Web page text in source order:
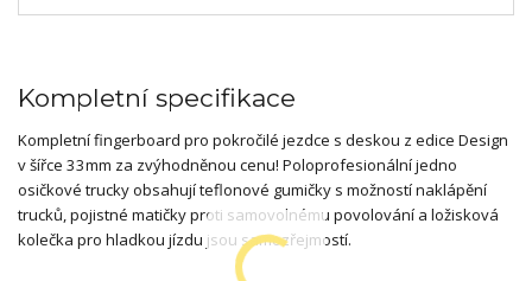
Kompletní specifikace
Kompletní fingerboard pro pokročilé jezdce s deskou z edice Design
v šířce 33mm za zvýhodněnou cenu! Poloprofesionální jedno
osičkové trucky obsahují teflonové gumičky s možností naklápění
trucků, pojistné matičky proti samovolnému povolování a ložisková
kolečka pro hladkou jízdu jsou samozřejmostí.